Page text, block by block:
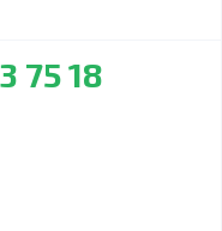
75 18